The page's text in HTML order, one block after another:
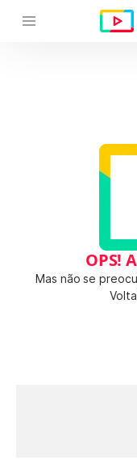
OPS!
Mas não se